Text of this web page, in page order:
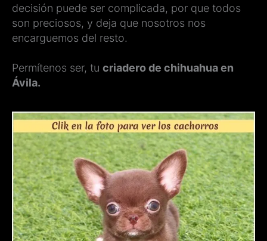
decisión puede ser complicada, por que todos
son preciosos, y deja que nosotros nos
encarguemos del resto.
Permítenos ser, tu criadero de chihuahua en
Ávila.